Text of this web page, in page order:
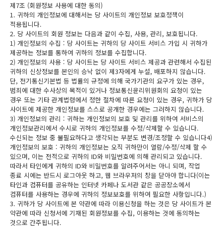
제7조 (회원정보 사용에 대한 동의)
1. 귀하의 개인정보에 대해서는 당 사이트의 개인정보 보호정책이
적용됩니다.
2. 당 사이트의 회원 정보는 다음과 같이 수집, 사용, 관리, 보호됩니다.
1) 개인정보의 수집 : 당 사이트는 귀하의 당 사이트 서비스 가입 시 귀하가
제공하는 정보를 통하여 귀하의 정보를 수집합니다.
2) 개인정보의 사용 : 당 사이트는 당 사이트 서비스 제공과 관련해서 수집된
귀하의 신상정보를 본인의 승낙 없이 제3자에게 누설, 배포하지 않습니다.
단, 전기통신기본법 등 법률의 규정에 의해 국가기관의 요구가 있는 경우,
범죄에 대한 수사상의 목적이 있거나 정보통신윤리위원회의 요청이 있는
경우 또는 기타 관계법령에서 정한 절차에 따른 요청이 있는 경우, 귀하가 당
사이트에 제공한 개인정보를 스스로 공개한 경우에는 그러하지 않습니다.
3) 개인정보의 관리 : 귀하는 개인정보의 보호 및 관리를 위하여 서비스의
개인정보관리에서 수시로 귀하의 개인정보를 수정/삭제할 수 있습니다.
수신되는 정보 중 불필요하다고 생각되는 부분도 변경/조정할 수 있습니다4)
개인정보의 보호 : 귀하의 개인정보는 오직 귀하만이 열람/수정/삭제 할 수
있으며, 이는 전적으로 귀하의 ID와 비밀번호에 의해 관리되고 있습니다.
따라서 타인에게 귀하의 ID와 비밀번호를 알려주어서는 아니 되며, 작업
종료 시에는 반드시 로그아웃 하고, 웹 브라우저의 창을 닫아야 합니다(이는
타인과 컴퓨터를 공유하는 인터넷 카페나 도서관 같은 공공장소에서
컴퓨터를 사용하는 경우에 귀하의 정보보호를 위하여 필요한 사항입니다.)
3. 귀하가 당 사이트에 본 약관에 따라 이용신청을 하는 것은 당 사이트가 본
약관에 따라 신청서에 기재된 회원정보를 수집, 이용하는 것에 동의하는
것으로 간주됩니다.